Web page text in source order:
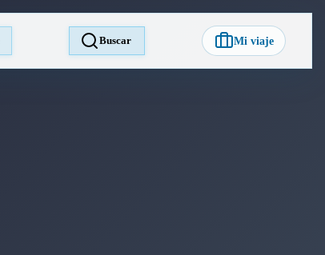
Buscar Mi viaje